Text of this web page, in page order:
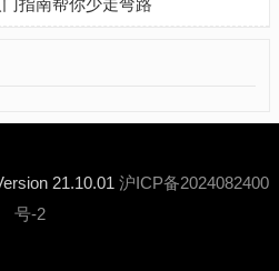
指南帮你少走弯路
21.10.01 沪ICP备2024082400
号-2